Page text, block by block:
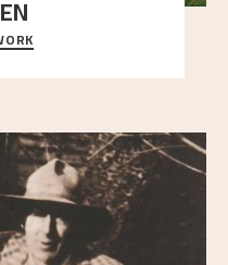
through the leaf
between t